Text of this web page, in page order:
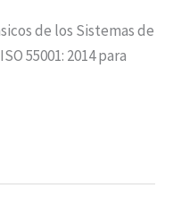
de los Sistemas de
55001: 2014 para